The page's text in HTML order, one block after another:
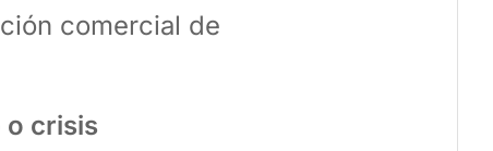
comercial de
o crisis